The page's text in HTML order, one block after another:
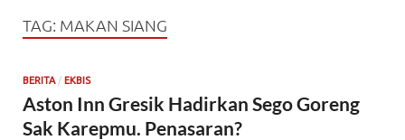
TAG: MAKAN SIANG
BERITA/ EKBIS
Aston Inn Gresik Hadirkan Sego Goreng
Sak Karepmu. Penasaran?